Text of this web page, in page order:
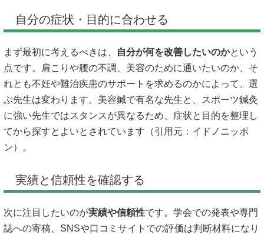
自分の症状・目的に合わせる
まず最初に考えるべきは、 自分が何を改善したいのかという
点です。肩こりや腰の不調、美容のために通いたいのか、そ
れとも不妊や難治疾患のサポートを求めるのかによって、選
ぶ先生は変わります。美容鍼で有名な先生と、スポーツ鍼灸
に強い先生ではスタンスが異なるため、症状と目的を整理し
てから探すとよいとされています（引用元： イドノニッポ
ン）。
実績と信頼性を確認する
次に注目したいのが実績や信頼性です。学会での発表や専門
誌への寄稿、SNSや口コミサイトでの評価は判断材料になり